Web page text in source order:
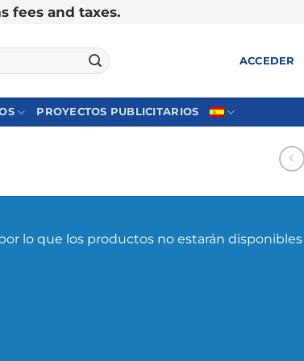
fees and taxes.
ACCEDER
PROYECTOS PUBLICITARIOS
lo que los productos no estarán disponibles